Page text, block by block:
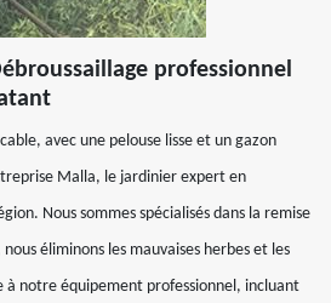
professionnel
avec une pelouse lisse et un gazon
Malla, le jardinier expert en
Nous sommes spécialisés dans la remise
éliminons les mauvaises herbes et les
à notre équipement professionnel, incluant